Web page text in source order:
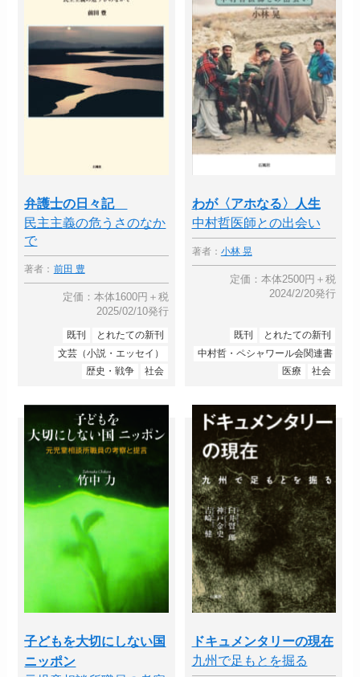
弁護士の日々記
民主主義の危うさのなか
で
著者： 前田 豊
定価：本体1600円＋税
2025/02/10発行
既刊
とれたての新刊
文芸（小説・エッセイ）
歴史・戦争
社会
わが〈アホなる〉人生
中村哲医師との出会い
著者： 小林 晃
定価：本体2500円＋税
2024/2/20発行
既刊
とれたての新刊
中村哲・ペシャワール会関連書
医療
社会
子どもを大切にしない国
ニッポン
ドキュメンタリーの現在
九州で足もとを掘る